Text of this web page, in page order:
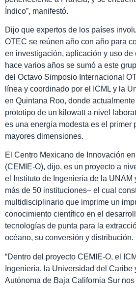
Índico”, manifestó.
Dijo que expertos de los países
OTEC se reúnen año con año para
en investigación, aplicación y uso de
hace varios años se sumó a este
del Octavo Simposio Internacional
línea y coordinado por el ICML y la
en Quintana Roo, donde actualmente
prototipo de un kilowatt a nivel
es una energía modesta es el primer
mayores dimensiones.
El Centro Mexicano de Innovación
(CEMIE-O), dijo, es un proyecto a
el Instituto de Ingeniería de la UNAM
más de 50 instituciones– el cual
multidisciplinario que imprime un
conocimiento científico en el
tecnologías de punta para la
océano, su conversión y distribución.
“Dentro del proyecto CEMIE-O, el
Ingeniería, la Universidad del Caribe
Autónoma de Baja California Sur